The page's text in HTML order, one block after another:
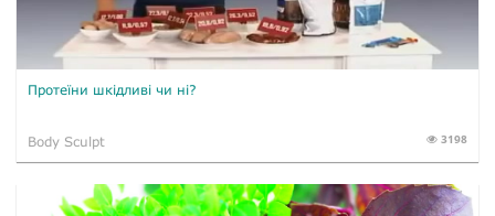
Протеїни шкідливі чи ні?
Body Sculpt 3198